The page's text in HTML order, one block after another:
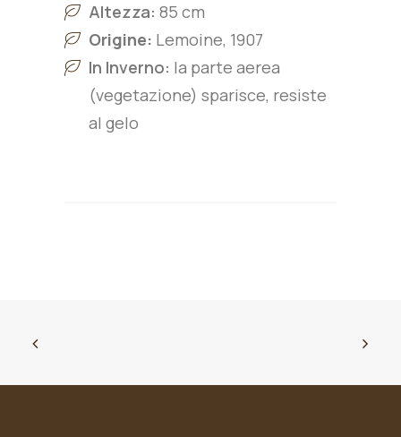
Altezza: 85 cm
Origine: Lemoine, 1907
In Inverno: la parte aerea
(vegetazione) sparisce, resiste
al gelo